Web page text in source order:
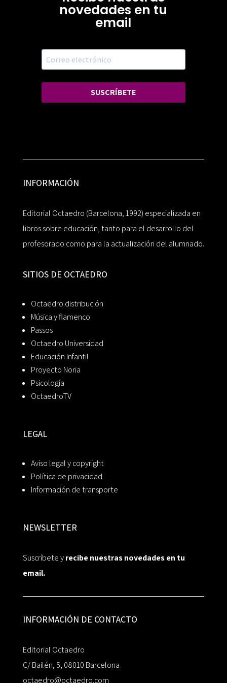
novedades en tu
email
SUSCRÍBETE
INFORMACIÓN
Editorial Octaedro (Barcelona, 1992) especializada en
libros sobre educación, tanto para el desarrollo del
profesorado como para la actualización del alumnado.
SITIOS DE OCTAEDRO
Octaedro distribución
Música y flamenco
Passos
Octaedro Universidad
Educación Infantil
Proyecto Noria
Psicología
OctaedroTV
LEGAL
Aviso legal y copyright
Política de privacidad
Información de transporte
NEWSLETTER
Suscríbete yrecibe nuestras novedades en tu
email.
INFORMACIÓN DE CONTACTO
Editorial Octaedro
C/ Bailén, 5, 08010 Barcelona
octaedro@octaedro.com